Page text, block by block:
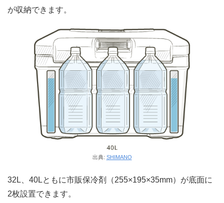
が収納できます。
出典: SHIMANO
32L、40Lともに市販保冷剤（255×195×35mm）が底面に
2枚設置できます。